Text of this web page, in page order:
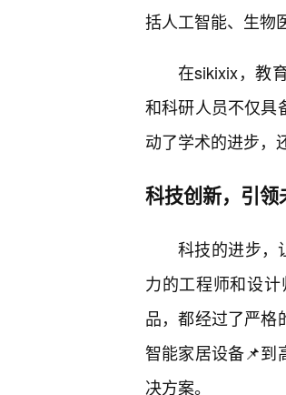
括人工智能、生物
在sikixix，教
和科研人员不仅具
动了学术的进步，
科技创新，引领
科技的进步，
力的工程师和设
品，都经过了严格
智能家居设备📌到
决方案。